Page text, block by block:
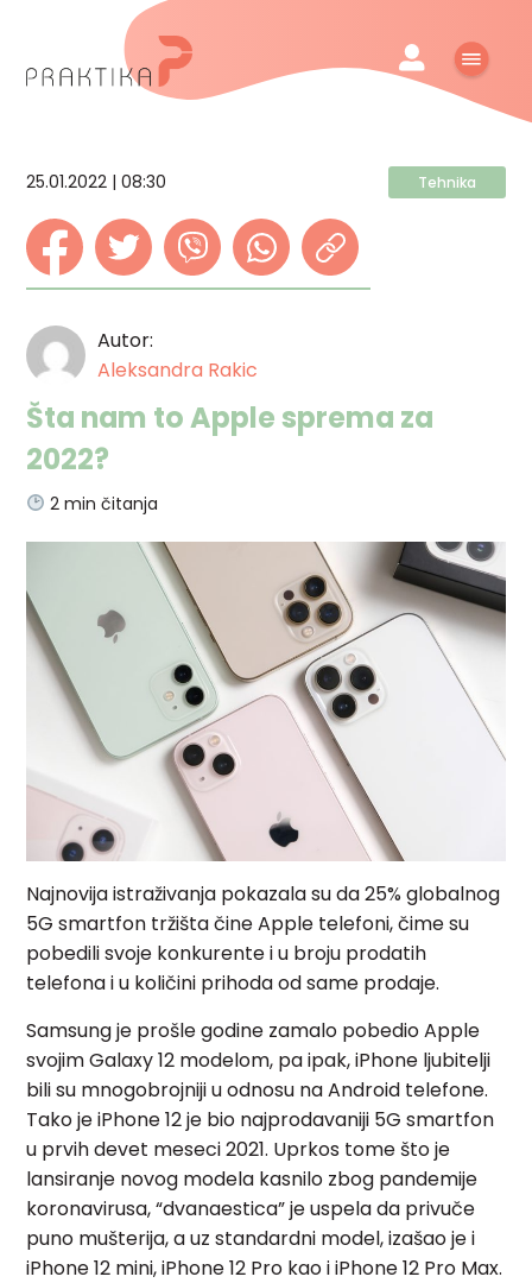
25.01.2022 | 08:30 Tehnika
Autor:
Aleksandra Rakic
Šta nam to Apple sprema za
2022?
2 min čitanja
Najnovija istraživanja pokazala su da 25% globalnog
5G smartfon tržišta čine Apple telefoni, čime su
pobedili svoje konkurente i u broju prodatih
telefona i u količini prihoda od same prodaje.
Samsung je prošle godine zamalo pobedio Apple
svojim Galaxy 12 modelom, pa ipak, iPhone ljubitelji
bili su mnogobrojniji u odnosu na Android telefone.
Tako je iPhone 12 je bio najprodavaniji 5G smartfon
u prvih devet meseci 2021. Uprkos tome što je
lansiranje novog modela kasnilo zbog pandemije
koronavirusa, “dvanaestica” je uspela da privuče
puno mušterija, a uz standardni model, izašao je i
iPhone 12 mini, iPhone 12 Pro kao i iPhone 12 Pro Max.